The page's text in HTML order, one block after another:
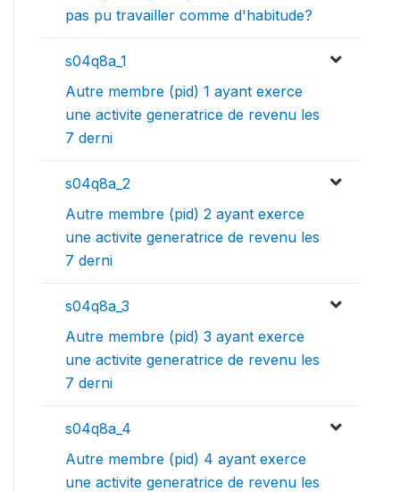
pas pu travailler comme d'habitude?
s04q8a_1
Autre membre (pid) 1 ayant exerce
une activite generatrice de revenu les
7 derni
s04q8a_2
Autre membre (pid) 2 ayant exerce
une activite generatrice de revenu les
7 derni
s04q8a_3
Autre membre (pid) 3 ayant exerce
une activite generatrice de revenu les
7 derni
s04q8a_4
Autre membre (pid) 4 ayant exerce
une activite generatrice de revenu les